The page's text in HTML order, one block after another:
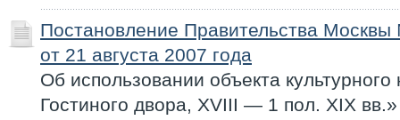
Постановление Правительства
от 21 августа 2007 года
Об использовании объекта
Гостиного двора, XVIII — 1 пол. XIX